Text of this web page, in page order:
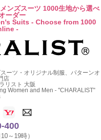
ンズスーツ 1000生地から選べ
ーダー
Suits - Choose from 1000
-
ーツ・オリジナル制服、パターンオ
店
リスト 大阪
Women and Men - "CHARALIST"
400
～19時）